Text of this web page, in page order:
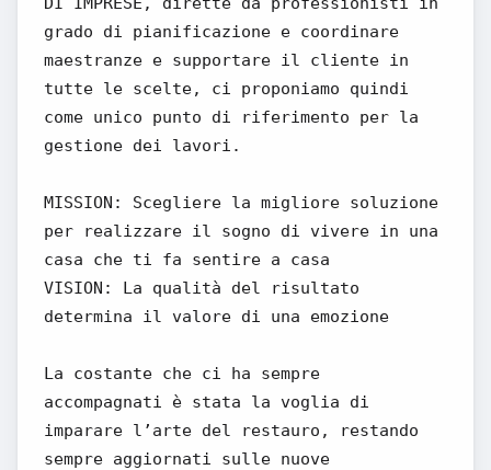
grado di pianificazione e coordinare
maestranze e supportare il cliente in
tutte le scelte, ci proponiamo quindi
come unico punto di riferimento per la
gestione dei lavori.
MISSION: Scegliere la migliore soluzione
per realizzare il sogno di vivere in una
casa che ti fa sentire a casa
VISION: La qualità del risultato
determina il valore di una emozione
La costante che ci ha sempre
accompagnati è stata la voglia di
imparare l’arte del restauro, restando
sempre aggiornati sulle nuove